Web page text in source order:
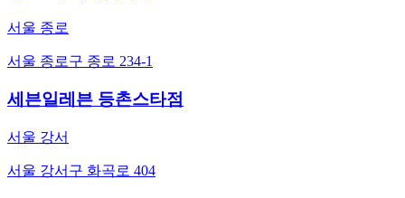
서울 종로
서울 종로구 종로 234-1
세븐일레븐 등촌스타점
서울 강서
서울 강서구 화곡로 404